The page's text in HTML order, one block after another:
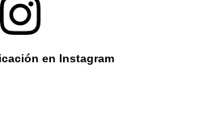
en Instagram